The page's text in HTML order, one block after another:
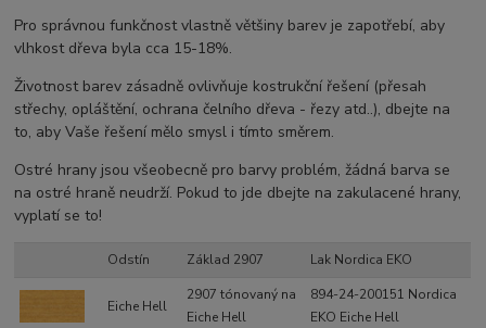
Pro správnou funkčnost vlastně většiny barev je zapotřebí, aby
vlhkost dřeva byla cca 15-18%.
Životnost barev zásadně ovlivňuje kostrukční řešení (přesah
střechy, opláštění, ochrana čelního dřeva - řezy atd..), dbejte na
to, aby Vaše řešení mělo smysl i tímto směrem.
Ostré hrany jsou všeobecně pro barvy problém, žádná barva se
na ostré hraně neudrží. Pokud to jde dbejte na zakulacené hrany,
vyplatí se to!
Odstín Základ 2907 Lak Nordica EKO
Eiche Hell
2907 tónovaný na
Eiche Hell
894-24-200151 Nordica
EKO Eiche Hell